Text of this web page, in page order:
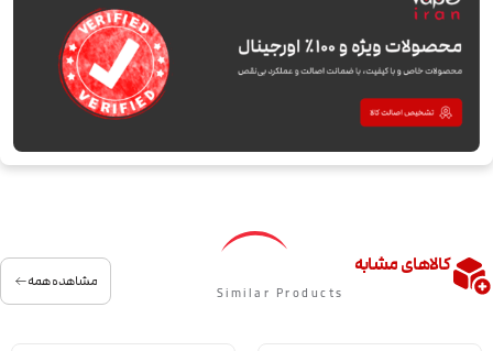
کالاهای مشابه
Similar Products
مشاهده همه